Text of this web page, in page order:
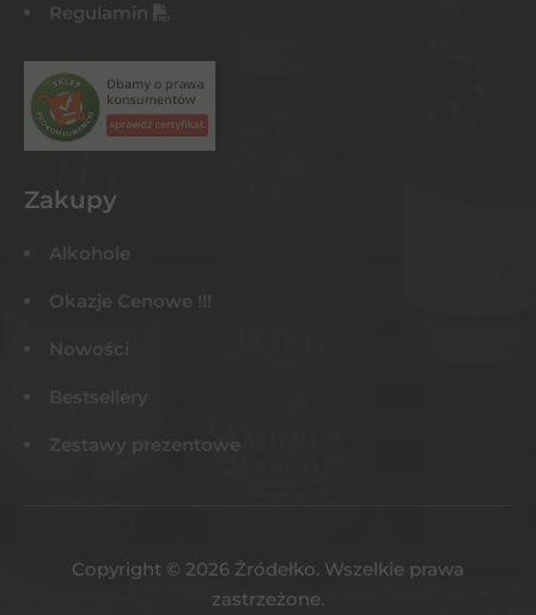
Regulamin
Zakupy
Alkohole
Okazje Cenowe !!!
Nowości
Bestsellery
Zestawy prezentowe
Copyright © 2026 Żródełko. Wszelkie prawa
zastrzeżone.